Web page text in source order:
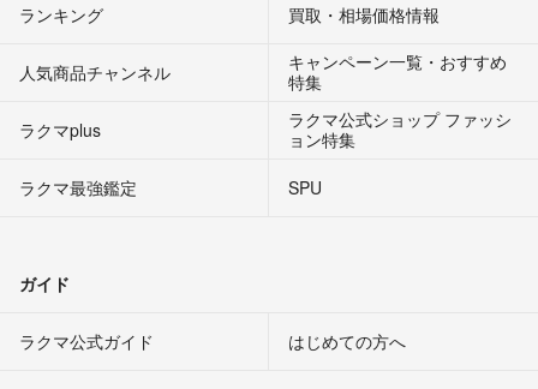
ランキング 買取・相場価格情報
人気商品チャンネル
キャンペーン一覧・おすすめ
特集
ラクマplus
ラクマ公式ショップ ファッシ
ョン特集
ラクマ最強鑑定
SPU
ガイド
ラクマ公式ガイド はじめての方へ